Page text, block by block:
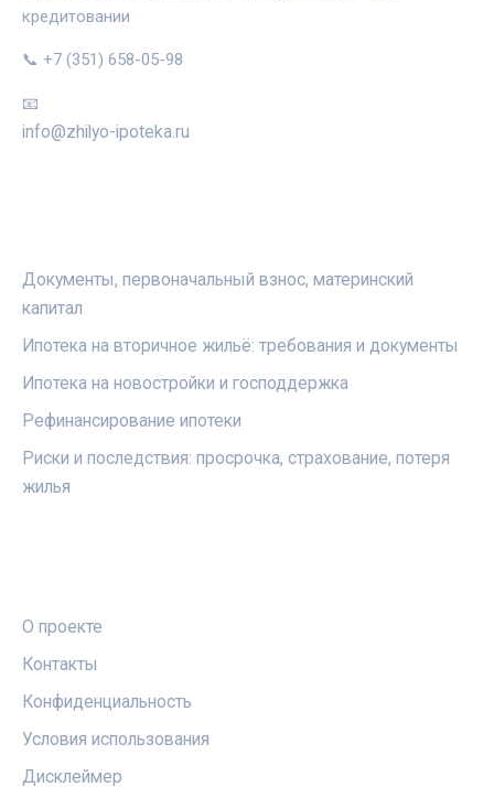
кредитовании
📞 +7 (351) 658-05-98
📧
info@zhilyo-ipoteka.ru
Документы, первоначальный взнос, материнский
капитал
Ипотека на вторичное жильё: требования и документы
Ипотека на новостройки и господдержка
Рефинансирование ипотеки
Риски и последствия: просрочка, страхование, потеря
жилья
О проекте
Контакты
Конфиденциальность
Условия использования
Дисклеймер